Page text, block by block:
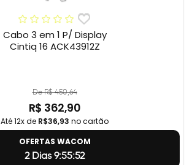
Cabo 3 em 1 P/ Display
Cintiq 16 ACK43912Z
De R$ 450,64
R$ 362,90
Até 12x de R$36,93 no cartão
OFERTAS WACOM
2 Dias 9:55:51